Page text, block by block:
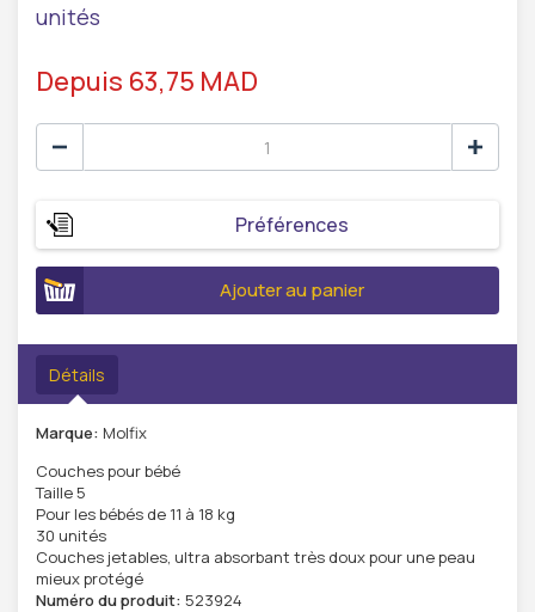
unités
Depuis 63,75 MAD
Préférences
Ajouter au panier
Détails
Marque: Molfix
Couches pour bébé
Taille 5
Pour les bébés de 11 à 18 kg
30 unités
Couches jetables, ultra absorbant très doux pour une peau
mieux protégé
Numéro du produit: 523924